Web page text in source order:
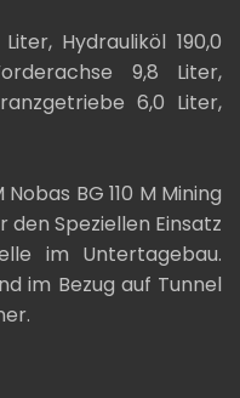
Hydrauliköl 190,0
9,8 Liter,
6,0 Liter,
BG 110 M Mining
Speziellen Einsatz
im Untertagebau.
im Bezug auf Tunnel